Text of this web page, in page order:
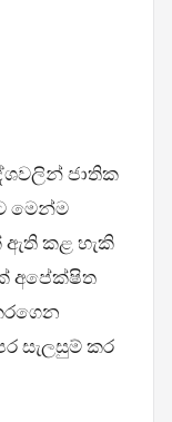
ජාතික
මෙන්ම
කළ හැකි
අපේක්ෂිත
සැලසුම් කර